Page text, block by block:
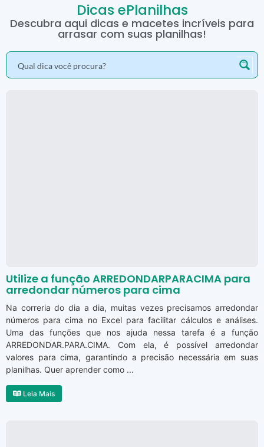
Dicas ePlanilhas
Descubra aqui dicas e macetes incríveis para
arrasar com suas planilhas!
Utilize a função ARREDONDARPARACIMA para
arredondar números para cima
Na correria do dia a dia, muitas vezes precisamos arredondar
números para cima no Excel para facilitar cálculos e análises.
Uma das funções que nos ajuda nessa tarefa é a função
ARREDONDAR.PARA.CIMA. Com ela, é possível arredondar
valores para cima, garantindo a precisão necessária em suas
planilhas. Quer aprender como ...
Leia Mais